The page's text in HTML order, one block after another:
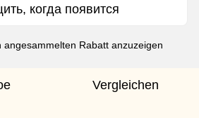
когда появится
angesammelten Rabatt anzuzeigen
Vergleichen